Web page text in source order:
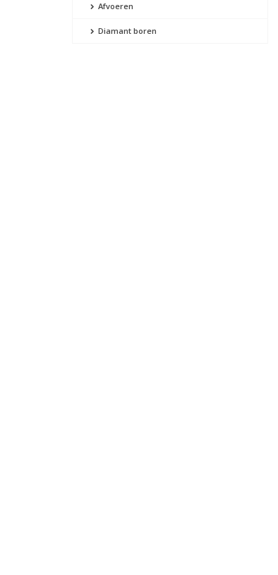
Afvoeren
Diamant boren